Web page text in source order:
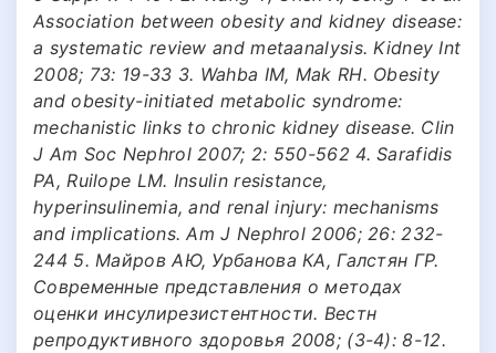
Association between obesity and kidney disease:
a systematic review and metaanalysis. Kidney Int
2008; 73: 19-33 3. Wahba IM, Mak RH. Obesity
and obesity-initiated metabolic syndrome:
mechanistic links to chronic kidney disease. Clin
J Am Soc Nephrol 2007; 2: 550-562 4. Sarafidis
PA, Ruilope LM. Insulin resistance,
hyperinsulinemia, and renal injury: mechanisms
and implications. Am J Nephrol 2006; 26: 232-
244 5. Майров АЮ, Урбанова КА, Галстян ГР.
Современные представления о методах
оценки инсулирезистентности. Вестн
репродуктивного здоровья 2008; (3-4): 8-12.